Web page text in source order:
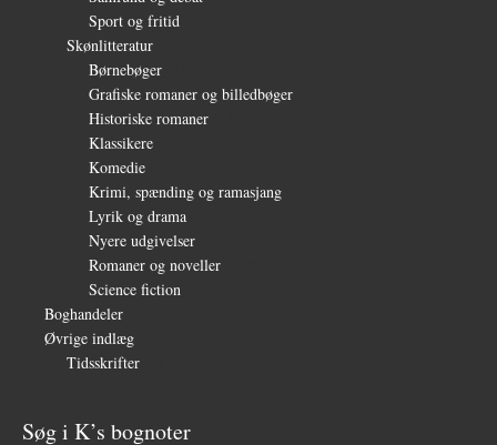
Sport og fritid
Skønlitteratur
Børnebøger
Grafiske romaner og billedbøger
Historiske romaner
Klassikere
Komedie
Krimi, spænding og ramasjang
Lyrik og drama
Nyere udgivelser
Romaner og noveller
Science fiction
Boghandeler
Øvrige indlæg
Tidsskrifter
Søg i K’s bognoter